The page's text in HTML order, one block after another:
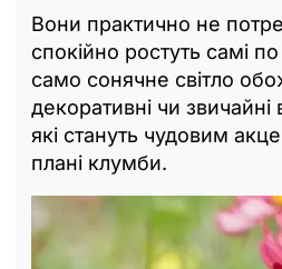
Вони практично не
спокійно ростуть самі
само сонячне світло
декоративні чи
які стануть чудовим
плані клумби.